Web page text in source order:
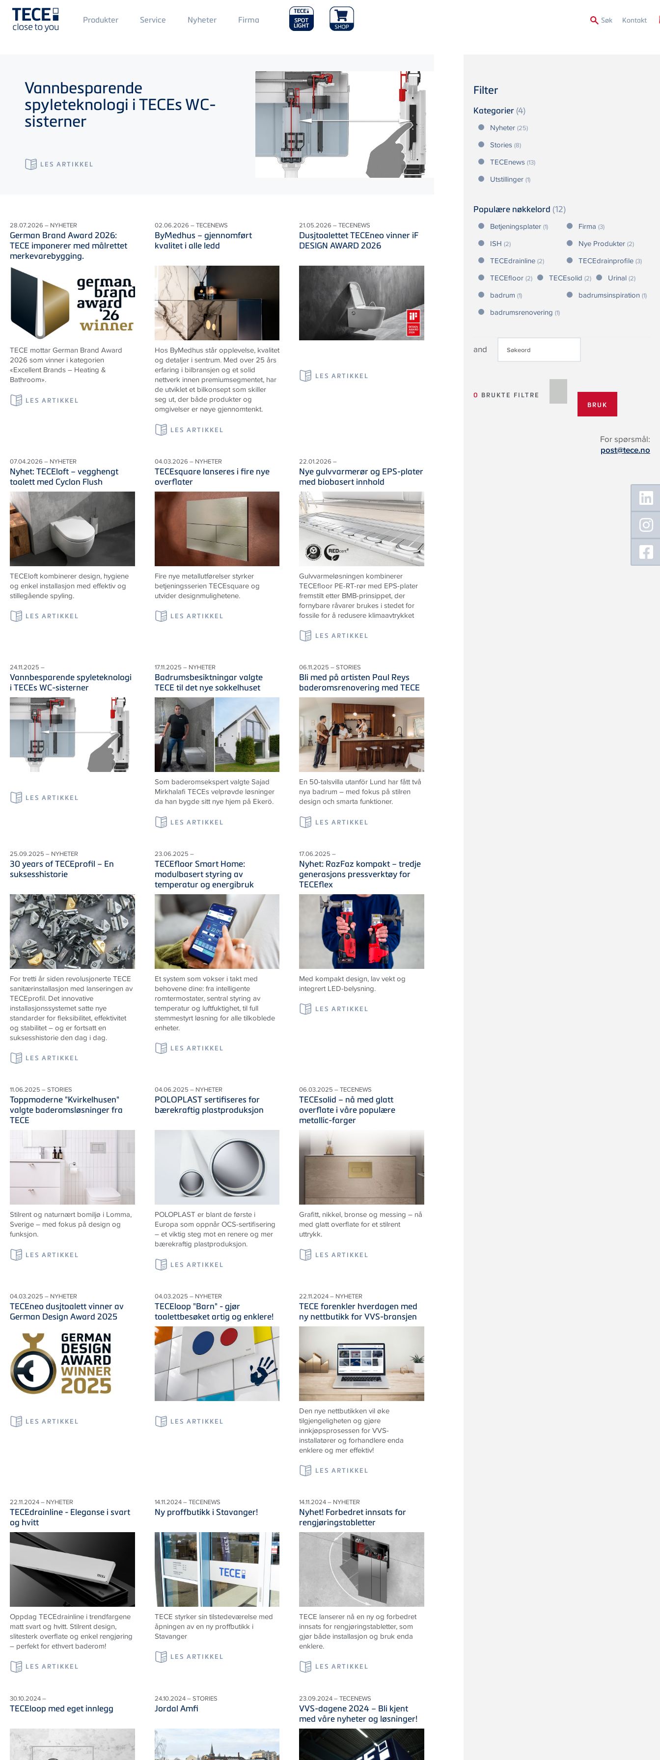
Main
Menü
Produkter Service Nyheter Main
Menu
Firma Søk Kontakt
Filter
Kategorier (4)
Nyheter (25)
Stories (8)
TECEnews (13)
Utstillinger (1)
Populære nøkkelord (12)
Betjeningsplater (1) Firma (3)
ISH (2) Nye Produkter (2)
TECEdrainline (2) TECEdrainprofile (3)
TECEfloor (2) TECEsolid (2) Urinal (2)
badrum (1) badrumsinspiration (1)
badrumsrenovering (1)
and
0 BRUKTE FILTRE
For spørsmål:
post@tece.no
Vannbesparende
spyleteknologi iTECEs WC-
sisterner
LES ARTIKKEL
28.07.2026 – NYHETER
German Brand Award 2026:
TECE imponerer med målrettet
merkevarebygging.
TECE mottar German Brand Award
2026 som vinner i kategorien
«Excellent Brands – Heating &
Bathroom».
LES ARTIKKEL
02.06.2026 – TECENEWS
ByMedhus – gjennomført
kvalitet i alle ledd
Hos ByMedhus står opplevelse, kvalitet
og detaljer i sentrum. Med over 25 års
erfaring i bilbransjen og et solid
nettverk innen premiumsegmentet, har
de utviklet et bilkonsept som skiller
seg ut, der både produkter og
omgivelser er nøye gjennomtenkt.
LES ARTIKKEL
21.05.2026 – TECENEWS
Dusjtoalettet TECEneo vinner iF
DESIGN AWARD 2026
LES ARTIKKEL
07.04.2026 – NYHETER
Nyhet: TECEloft – vegghengt
toalett med Cyclon Flush
TECEloft kombinerer design, hygiene
og enkel installasjon med effektiv og
stillegående spyling.
LES ARTIKKEL
04.03.2026 – NYHETER
TECEsquare lanseres i fire nye
overflater
Fire nye metallutførelser styrker
betjeningsserien TECEsquare og
utvider designmulighetene.
LES ARTIKKEL
22.01.2026 –
Nye gulvvarmerør og EPS-plater
med biobasert innhold
Gulvvarmeløsningen kombinerer
TECEfloor PE-RT-rør med EPS-plater
fremstilt etter BMB-prinsippet, der
fornybare råvarer brukes i stedet for
fossile for å redusere klimaavtrykket
LES ARTIKKEL
24.11.2025 –
Vannbesparende spyleteknologi
i TECEs WC-sisterner
LES ARTIKKEL
17.11.2025 – NYHETER
Badrumsbesiktningar valgte
TECE til det nye sokkelhuset
Som baderomsekspert valgte Sajad
Mirkhalafi TECEs velprøvde løsninger
da han bygde sitt nye hjem på Ekerö.
LES ARTIKKEL
06.11.2025 – STORIES
Bli med på artisten Paul Reys
baderomsrenovering med TECE
En 50-talsvilla utanför Lund har fått två
nya badrum – med fokus på stilren
design och smarta funktioner.
LES ARTIKKEL
25.09.2025 – NYHETER
30 years of TECEprofil – En
suksesshistorie
For tretti år siden revolusjonerte TECE
sanitærinstallasjon med lanseringen av
TECEprofil. Det innovative
installasjonssystemet satte nye
standarder for fleksibilitet, effektivitet
og stabilitet – og er fortsatt en
suksesshistorie den dag i dag.
LES ARTIKKEL
23.06.2025 –
TECEfloor Smart Home:
modulbasert styring av
temperatur og energibruk
Et system som vokser i takt med
behovene dine: fra intelligente
romtermostater, sentral styring av
temperatur og luftfuktighet, til full
stemmestyrt løsning for alle tilkoblede
enheter.
LES ARTIKKEL
17.06.2025 –
Nyhet: RazFaz kompakt – tredje
generasjons pressverktøy for
TECEflex
Med kompakt design, lav vekt og
integrert LED-belysning.
LES ARTIKKEL
11.06.2025 – STORIES
Toppmoderne "Kvirkelhusen"
valgte baderomsløsninger fra
TECE
Stilrent og naturnært bomiljø i Lomma,
Sverige– med fokus på design og
funksjon.
LES ARTIKKEL
04.06.2025 – NYHETER
POLOPLAST sertifiseres for
bærekraftig plastproduksjon
POLOPLAST er blant de første i
Europa som oppnår OCS-sertifisering
– et viktig steg mot en renere og mer
bærekraftig plastproduksjon.
LES ARTIKKEL
06.03.2025 – TECENEWS
TECEsolid – nå med glatt
overflate i våre populære
metallic-farger
Grafitt, nikkel, bronse og messing – nå
med glatt overflate for et stilrent
uttrykk.
LES ARTIKKEL
04.03.2025 – NYHETER
TECEneo dusjtoalett vinner av
German Design Award 2025
LES ARTIKKEL
04.03.2025 – NYHETER
TECEloop "Barn" - gjør
toalettbesøket artig og enklere!
LES ARTIKKEL
22.11.2024 – NYHETER
TECE forenkler hverdagen med
ny nettbutikk for VVS-bransjen
Den nye nettbutikken vil øke
tilgjengeligheten og gjøre
innkjøpsprosessen for VVS-
installatører og forhandlere enda
enklere og mer effektiv!
LES ARTIKKEL
22.11.2024 – NYHETER
TECEdrainline - Eleganse i svart
og hvitt
Oppdag TECEdrainline i trendfargene
matt svart og hvitt. Stilrent design,
slitesterk overflate og enkel rengjøring
– perfekt for ethvert baderom!
LES ARTIKKEL
14.11.2024 – TECENEWS
Ny proffbutikk i Stavanger!
TECE styrker sin tilstedeværelse med
åpningen av en ny proffbutikk i
Stavanger
LES ARTIKKEL
14.11.2024 – NYHETER
Nyhet! Forbedret innsats for
rengjøringstabletter
TECE lanserer nå en ny og forbedret
innsats for rengjøringstabletter, som
gjør både installasjon og bruk enda
enklere.
LES ARTIKKEL
30.10.2024 –
TECEloop med eget innlegg
24.10.2024 – STORIES
Jordal Amfi
23.09.2024 – TECENEWS
VVS-dagene 2024 – Bli kjent
med våre nyheter og løsninger!
Floating